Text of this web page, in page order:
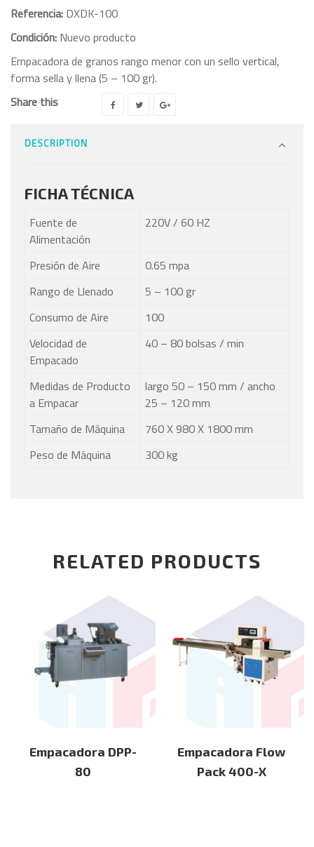
Referencia: DXDK-100
Condición: Nuevo producto
Empacadora de granos rango menor con un sello vertical,
forma sella y llena (5 – 100 gr).
Share this
DESCRIPTION
FICHA TÉCNICA
Fuente de
Alimentación
220V / 60 HZ
Presión de Aire
0.65 mpa
Rango de Llenado
5 – 100 gr
Consumo de Aire
100
Velocidad de
Empacado
40 – 80 bolsas / min
Medidas de Producto
a Empacar
largo 50 – 150 mm / ancho
25 – 120 mm
Tamaño de Máquina
760 X 980 X 1800 mm
Peso de Máquina
300 kg
RELATED PRODUCTS
Empacadora DPP-
80
Empacadora Flow
Pack 400-X